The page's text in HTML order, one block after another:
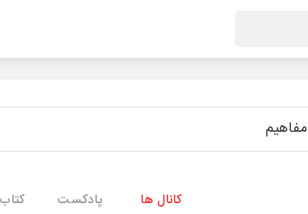
کانال ها پادکست